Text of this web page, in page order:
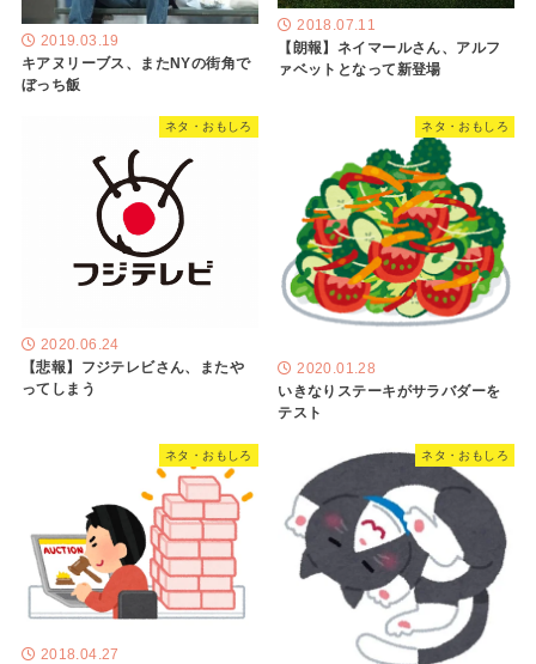
2019.03.19
キアヌリーブス、またNYの街角で
ぼっち飯
2018.07.11
【朗報】ネイマールさん、アルフ
ァベットとなって新登場
ネタ・おもしろ
2020.06.24
【悲報】フジテレビさん、またや
ってしまう
ネタ・おもしろ
2020.01.28
いきなりステーキがサラバダーを
テスト
ネタ・おもしろ
2018.04.27
ネタ・おもしろ